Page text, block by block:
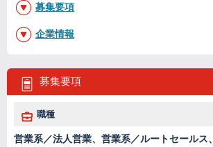
募集要項
職種
営業系／法人営業、営業系／ルートセールス
募集要項
企業情報